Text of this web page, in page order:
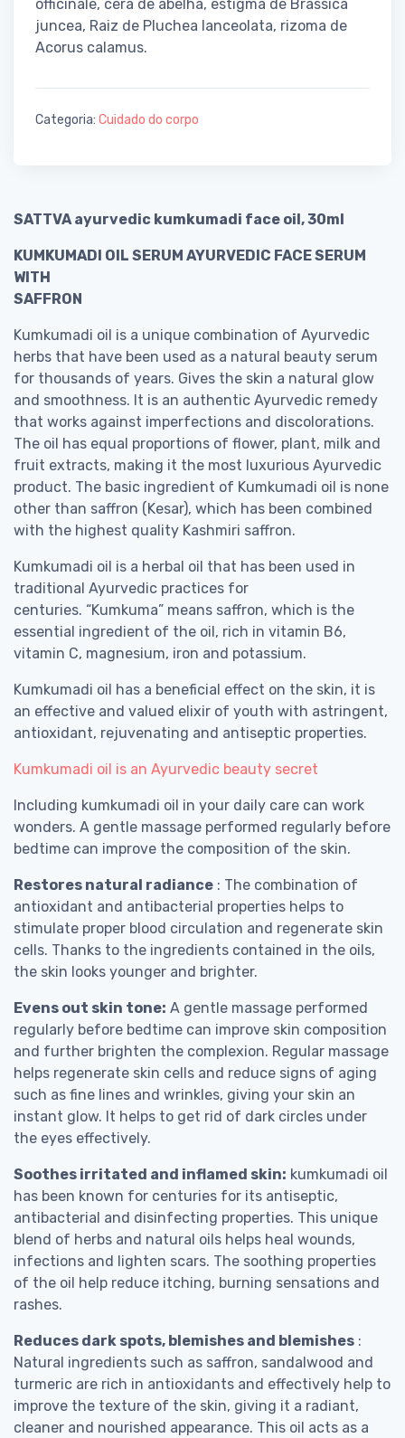
officinale, cera de abelha, estigma de Brassica
juncea, Raiz de Pluchea lanceolata, rizoma de
Acorus calamus.
Categoria: Cuidado do corpo
SATTVA ayurvedic kumkumadi face oil, 30ml
KUMKUMADI OIL SERUM AYURVEDIC FACE SERUM
WITH
SAFFRON
Kumkumadi oil is a unique combination of Ayurvedic
herbs that have been used as a natural beauty serum
for thousands of years. Gives the skin a natural glow
and smoothness. It is an authentic Ayurvedic remedy
that works against imperfections and discolorations.
The oil has equal proportions of flower, plant, milk and
fruit extracts, making it the most luxurious Ayurvedic
product. The basic ingredient of Kumkumadi oil is none
other than saffron (Kesar), which has been combined
with the highest quality Kashmiri saffron.
Kumkumadi oil is a herbal oil that has been used in
traditional Ayurvedic practices for
centuries. “Kumkuma” means saffron, which is the
essential ingredient of the oil, rich in vitamin B6,
vitamin C, magnesium, iron and potassium.
Kumkumadi oil has a beneficial effect on the skin, it is
an effective and valued elixir of youth with astringent,
antioxidant, rejuvenating and antiseptic properties.
Kumkumadi oil is an Ayurvedic beauty secret
Including kumkumadi oil in your daily care can work
wonders. A gentle massage performed regularly before
bedtime can improve the composition of the skin.
Restores natural radiance : The combination of
antioxidant and antibacterial properties helps to
stimulate proper blood circulation and regenerate skin
cells. Thanks to the ingredients contained in the oils,
the skin looks younger and brighter.
Evens out skin tone: A gentle massage performed
regularly before bedtime can improve skin composition
and further brighten the complexion. Regular massage
helps regenerate skin cells and reduce signs of aging
such as fine lines and wrinkles, giving your skin an
instant glow. It helps to get rid of dark circles under
the eyes effectively.
Soothes irritated and inflamed skin: kumkumadi oil
has been known for centuries for its antiseptic,
antibacterial and disinfecting properties. This unique
blend of herbs and natural oils helps heal wounds,
infections and lighten scars. The soothing properties
of the oil help reduce itching, burning sensations and
rashes.
Reduces dark spots, blemishes and blemishes :
Natural ingredients such as saffron, sandalwood and
turmeric are rich in antioxidants and effectively help to
improve the texture of the skin, giving it a radiant,
cleaner and nourished appearance. This oil acts as a